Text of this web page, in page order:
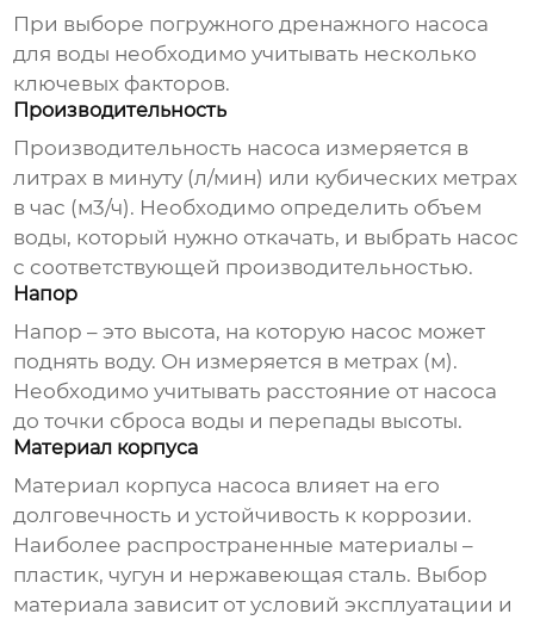
При выборе погружного дренажного насоса
для воды необходимо учитывать несколько
ключевых факторов.
Производительность
Производительность насоса измеряется в
литрах в минуту (л/мин) или кубических метрах
в час (м3/ч). Необходимо определить объем
воды, который нужно откачать, и выбрать насос
с соответствующей производительностью.
Напор
Напор – это высота, на которую насос может
поднять воду. Он измеряется в метрах (м).
Необходимо учитывать расстояние от насоса
до точки сброса воды и перепады высоты.
Материал корпуса
Материал корпуса насоса влияет на его
долговечность и устойчивость к коррозии.
Наиболее распространенные материалы –
пластик, чугун и нержавеющая сталь. Выбор
материала зависит от условий эксплуатации и